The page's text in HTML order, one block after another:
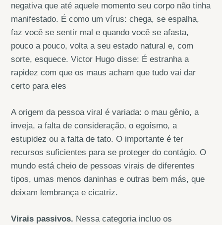
negativa que até aquele momento seu corpo não tinha
manifestado. É como um vírus: chega, se espalha,
faz você se sentir mal e quando você se afasta,
pouco a pouco, volta a seu estado natural e, com
sorte, esquece. Victor Hugo disse: É estranha a
rapidez com que os maus acham que tudo vai dar
certo para eles
A origem da pessoa viral é variada: o mau gênio, a
inveja, a falta de consideração, o egoísmo, a
estupidez ou a falta de tato. O importante é ter
recursos suficientes para se proteger do contágio. O
mundo está cheio de pessoas virais de diferentes
tipos, umas menos daninhas e outras bem más, que
deixam lembrança e cicatriz.
Virais passivos. Nessa categoria incluo os